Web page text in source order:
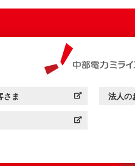
イズ：
さま
ィンドウを開きます） 中部電
法人の
（新し
イズ：
ィンドウを開きます）